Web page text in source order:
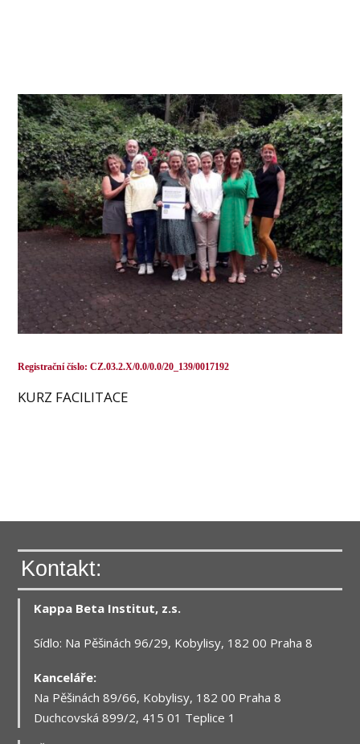
Registrační číslo: CZ.03.2.X/0.0/0.0/20_139/0017192
KURZ FACILITACE
Kontakt:
Kappa Beta Institut, z.s.
Sídlo: Na Pěšinách 96/29, Kobylisy, 182 00 Praha 8
Kanceláře:
Na Pěšinách 89/66, Kobylisy, 182 00 Praha 8
Duchcovská 899/2, 415 01 Teplice 1